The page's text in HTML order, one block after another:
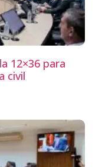
12×36 para
civil